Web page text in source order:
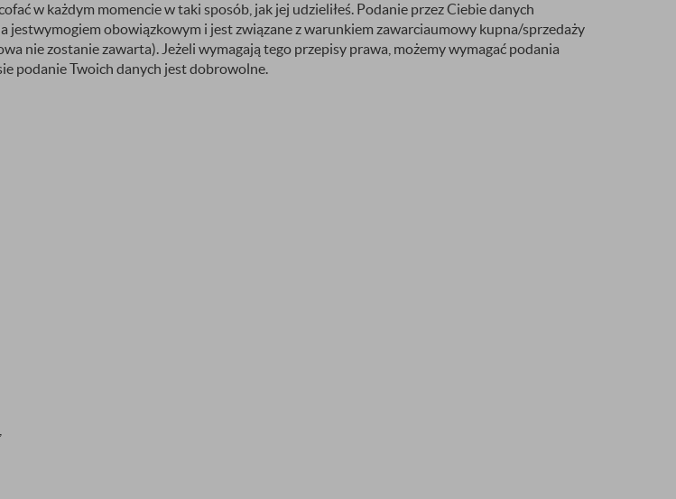
w każdym momencie w taki sposób, jak jej udzieliłeś. Podanie przez Ciebie danych
jestwymogiem obowiązkowym i jest związane z warunkiem zawarciaumowy kupna/sprzedaży
nie zostanie zawarta). Jeżeli wymagają tego przepisy prawa, możemy wymagać podania
podanie Twoich danych jest dobrowolne.